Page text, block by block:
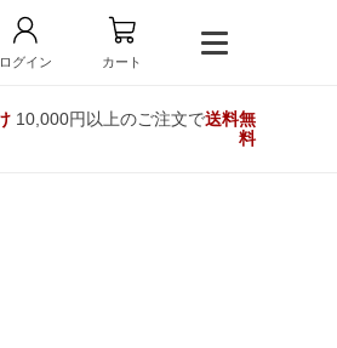
ログイン カート
10,000円以上のご注文で送料無
料